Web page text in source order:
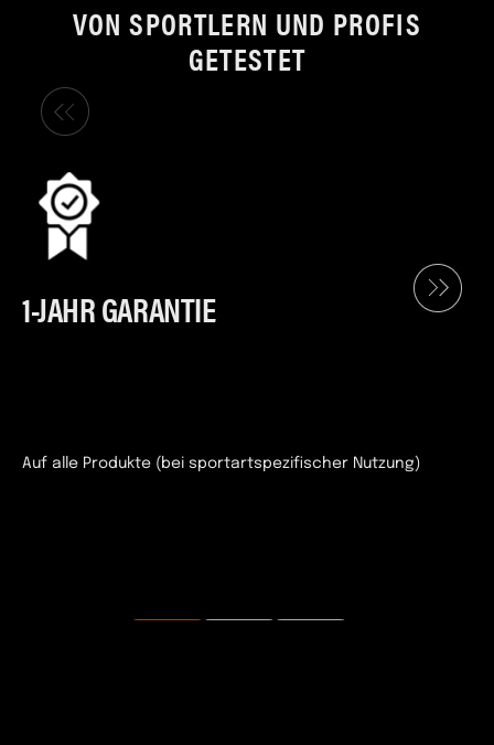
VON SPORTLERN UND PROFIS
GETESTET
1-JAHR GARANTIE
Auf alle Produkte (bei sportartspezifischer Nutzung)